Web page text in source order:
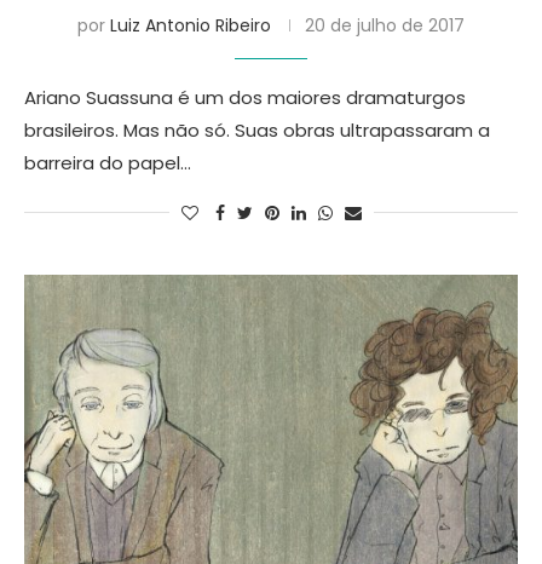
por Luiz Antonio Ribeiro 20 de julho de 2017
Ariano Suassuna é um dos maiores dramaturgos
brasileiros. Mas não só. Suas obras ultrapassaram a
barreira do papel…